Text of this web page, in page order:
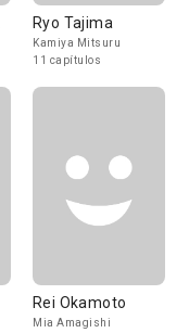
Ryo Tajima
Kamiya Mitsuru
11 capítulos
Rei Okamoto
Mia Amagishi